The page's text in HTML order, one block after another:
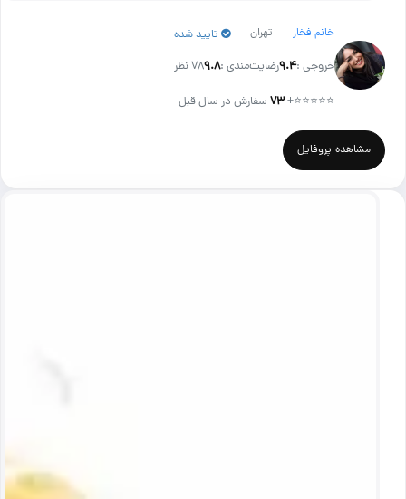
خانم فخار تهران تایید شده
خروجی :۹.۴رضایت‌مندی :۹.۸78 نظر
⭐⭐⭐⭐⭐
+۷۳سفارش در سال قبل
مشاهده پروفایل